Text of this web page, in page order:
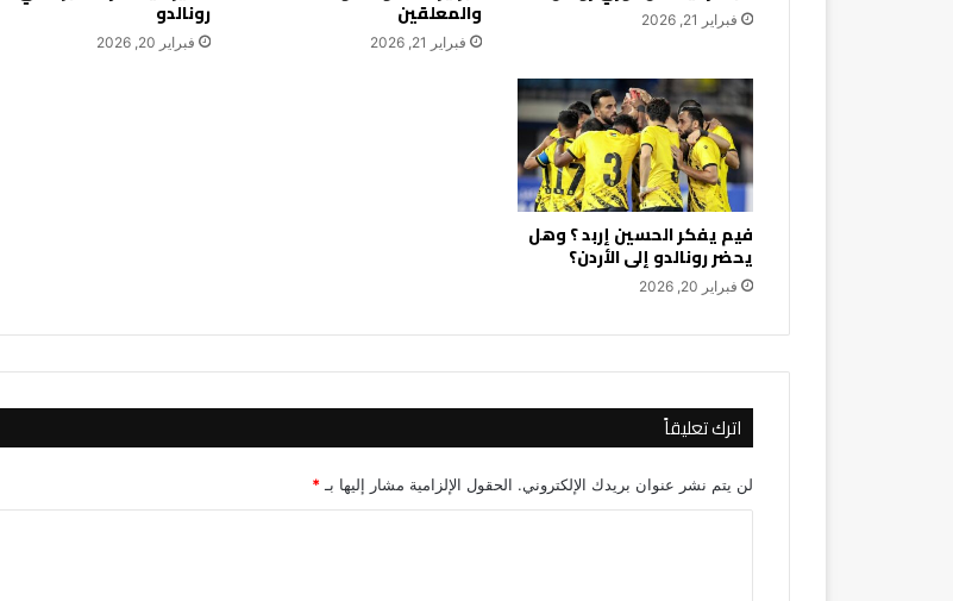
فبراير 21, 2026 والمعلقين
فبراير 21, 2026
رونالدو
فبراير 20, 2026
فيم يفكر الحسين إربد ؟ وهل
يحضر رونالدو إلى الأردن؟
فبراير 20, 2026
اترك تعليقاً
لن يتم نشر عنوان بريدك الإلكتروني. الحقول الإلزامية مشار إليها بـ *